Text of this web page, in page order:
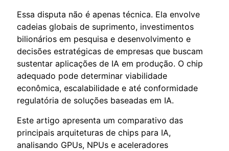
Essa disputa não é apenas técnica. Ela envolve
cadeias globais de suprimento, investimentos
bilionários em pesquisa e desenvolvimento e
decisões estratégicas de empresas que buscam
sustentar aplicações de IA em produção. O chip
adequado pode determinar viabilidade
econômica, escalabilidade e até conformidade
regulatória de soluções baseadas em IA.
Este artigo apresenta um comparativo das
principais arquiteturas de chips para IA,
analisando GPUs, NPUs e aceleradores